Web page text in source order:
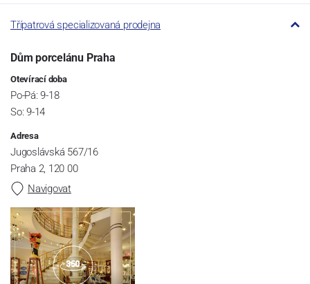
Třípatrová specializovaná prodejna
Dům porcelánu Praha
Otevírací doba
Po-Pá: 9-18
So: 9-14
Adresa
Jugoslávská 567/16
Praha 2, 120 00
Navigovat